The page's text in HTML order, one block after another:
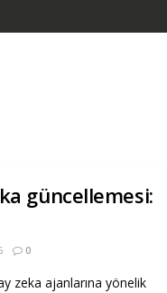
güncellemesi:
0
zeka ajanlarına yönelik